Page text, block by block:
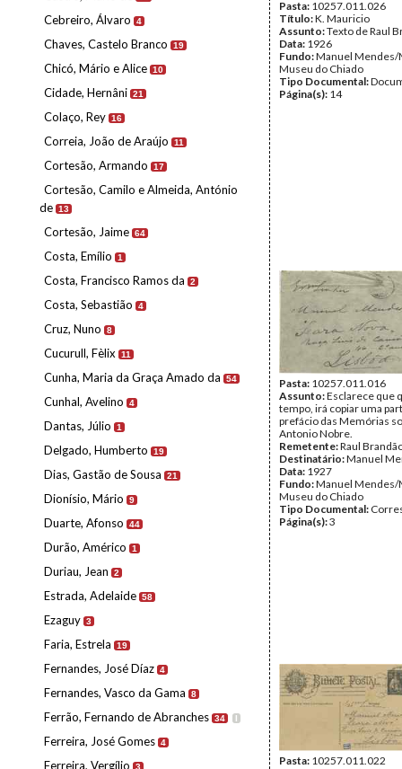
Cebreiro, Álvaro 4
Chaves, Castelo Branco 19
Chicó, Mário e Alice 10
Cidade, Hernâni 21
Colaço, Rey 16
Correia, João de Araújo 11
Cortesão, Armando 17
Cortesão, Camilo e Almeida, António
de 13
Cortesão, Jaime 64
Costa, Emílio 1
Costa, Francisco Ramos da 2
Costa, Sebastião 4
Cruz, Nuno 8
Cucurull, Fèlix 11
Cunha, Maria da Graça Amado da 54
Cunhal, Avelino 4
Dantas, Júlio 1
Delgado, Humberto 19
Dias, Gastão de Sousa 21
Dionísio, Mário 9
Duarte, Afonso 44
Durão, Américo 1
Duriau, Jean 2
Estrada, Adelaide 58
Ezaguy 3
Faria, Estrela 19
Fernandes, José Díaz 4
Fernandes, Vasco da Gama 8
Ferrão, Fernando de Abranches 34 I
Ferreira, José Gomes 4
Ferreira, Vergílio 3
Pasta: 10257.011.026
Título:K. Mauricio
Assunto:Texto de Raul
Data: 1926
Fundo:Manuel Mendes/
Museu do Chiado
Tipo Documental:
Página(s): 14
Pasta: 10257.011.016
Assunto:Esclarece que
tempo, irá copiar uma
prefácio das Memórias
Antonio Nobre.
Remetente:Raul
Destinatário:Manuel
Data: 1927
Fundo:Manuel Mendes/
Museu do Chiado
Tipo Documental:
Página(s):3
Pasta: 10257.011.022